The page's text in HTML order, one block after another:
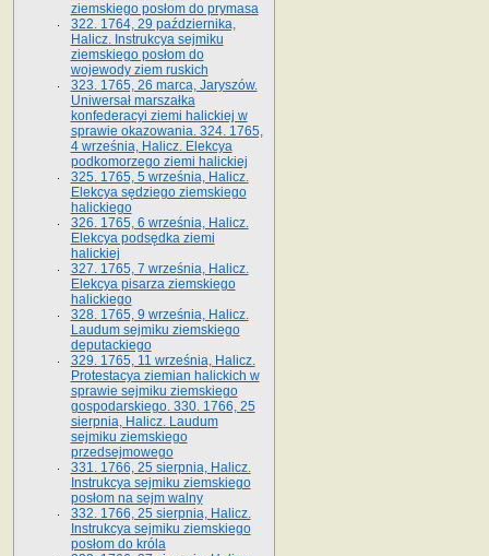
ziemskiego posłom do prymasa
322. 1764, 29 października,
Halicz. Instrukcya sejmiku
ziemskiego posłom do
wojewody ziem ruskich
323. 1765, 26 marca, Jaryszów.
Uniwersał marszałka
konfederacyi ziemi halickiej w
sprawie okazowania. 324. 1765,
4 września, Halicz. Elekcya
podkomorzego ziemi halickiej
325. 1765, 5 września, Halicz.
Elekcya sędziego ziemskiego
halickiego
326. 1765, 6 września, Halicz.
Elekcya podsędka ziemi
halickiej
327. 1765, 7 września, Halicz.
Elekcya pisarza ziemskiego
halickiego
328. 1765, 9 września, Halicz.
Laudum sejmiku ziemskiego
deputackiego
329. 1765, 11 września, Halicz.
Protestacya ziemian halickich w
sprawie sejmiku ziemskiego
gospodarskiego. 330. 1766, 25
sierpnia, Halicz. Laudum
sejmiku ziemskiego
przedsejmowego
331. 1766, 25 sierpnia, Halicz.
Instrukcya sejmiku ziemskiego
posłom na sejm walny
332. 1766, 25 sierpnia, Halicz.
Instrukcya sejmiku ziemskiego
posłom do króla